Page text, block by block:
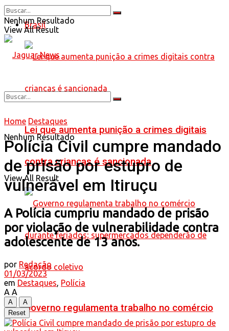
Brasil
Lei que aumenta punição a crimes digitais
contra crianças é sancionada
Governo regulamenta trabalho no comércio
Nenhum Resultado
View All Result
Nenhum Resultado
View All Result
Home Destaques
Polícia Civil cumpre mandado
de prisão por estupro de
vulnerável em Itiruçu
A Polícia cumpriu mandado de prisão
por violação de vulnerabilidade contra
adolescente de 13 anos.
por Redação
01/03/2023
em Destaques, Polícia
A A
A
A
Reset